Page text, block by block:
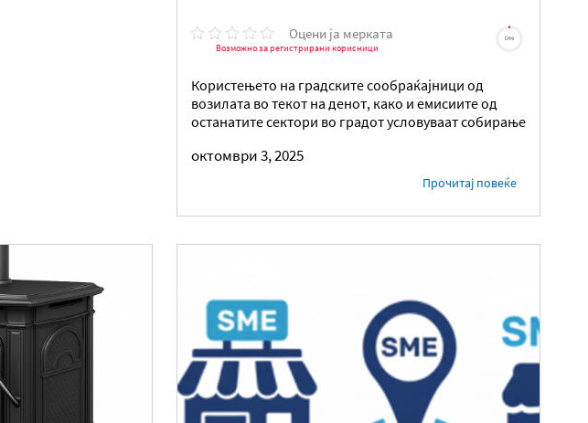
Оцени ја мерката
Возможно за регистрирани корисници
0%
Користењето на градските сообраќајници од
возилата во текот на денот, како и емисиите од
останатите сектори во градот условуваат собирање
октомври 3, 2025
Прочитај повеќе